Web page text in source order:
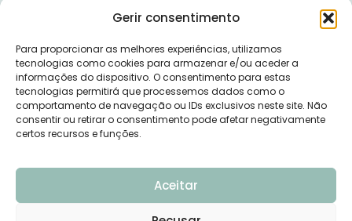
Gerir consentimento
Para proporcionar as melhores experiências, utilizamos
tecnologias como cookies para armazenar e/ou aceder a
informações do dispositivo. O consentimento para estas
tecnologias permitirá que processemos dados como o
comportamento de navegação ou IDs exclusivos neste site. Não
consentir ou retirar o consentimento pode afetar negativamente
certos recursos e funções.
Aceitar
Política de privacidade
Termos e Condições
Livro de reclamações